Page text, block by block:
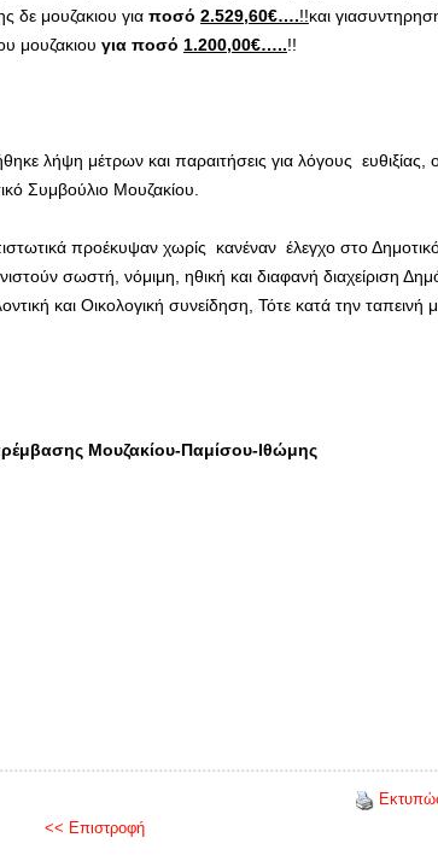
δε μουζακιου για ποσό 2.529,60€….!!και
μουζακιου για ποσό 1.200,00€…..!!
λήψη μέτρων και παραιτήσεις για λόγους ευθιξίας,
Συμβούλιο Μουζακίου.
προέκυψαν χωρίς κανέναν έλεγχο στο
σωστή, νόμιμη, ηθική και διαφανή διαχείριση
και Οικολογική συνείδηση, Τότε κατά την ταπεινή
Μουζακίου-Παμίσου-Ιθώμης
<< Επιστροφή